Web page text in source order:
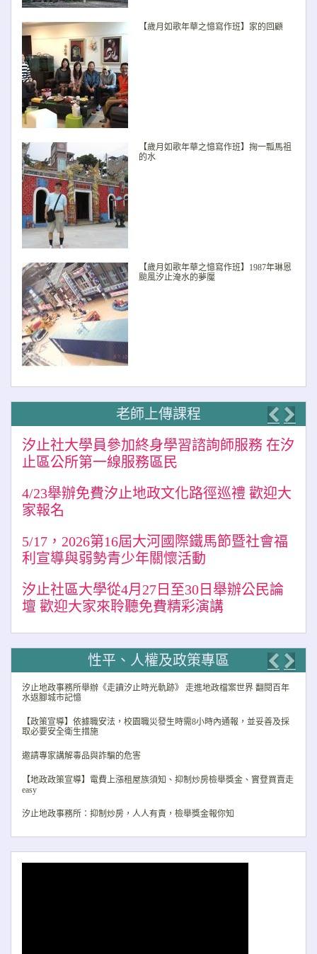
【歲月如歌年華之憶寫作班】家的回顧
【歲月如歌年華之憶寫作班】掬一瓢馬祖
的水
【歲月如歌年華之憶寫作班】1987年琳恩
颱風汐止淹水的夢魘
老師上傳課程
汐止社大學員參加終身學習諮詢師服務 在汐
止區公所第一線服務區民
4/23舉辦免費汐止地政文化路徑巡禮 歡迎大
家報名
5/17，2026第16屆大河國際鐵馬節暨社會福
利宣導與弱勢青少年關懷活動
汐止社區大學從4月27日至30日舉辦公民論
壇 歡迎大家來聆聽免費精彩演講
性平、人權及政策專區
汐止地政事務所舉辦《走讀汐止時光軌跡》 走進地政檔案世界 翻閱百年
水返腳城市記憶
【政策宣導】依據職安法，校園職災發生時需8小時內通報，並妥善及採
取必要安全衛生措施
邀請專家講解毒品與詐騙的危害
【地政政策宣導】電費上漲租屋族須知、抑制炒房檢舉獎金、實登買賣走
easy
汐止地政事務所：抑制炒房，人人有責，檢舉獎金報你知